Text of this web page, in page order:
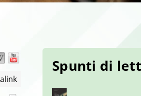
Wikipedia
Spunti di